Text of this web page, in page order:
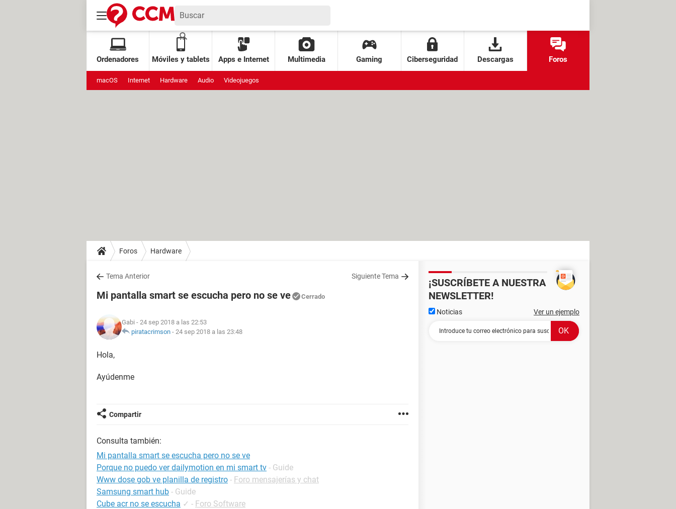
Ordenadores Móviles y tablets Apps e Internet Multimedia Gaming Ciberseguridad Descargas Foros
macOS Internet Hardware Audio Videojuegos
Foros Hardware
Tema Anterior Siguiente Tema
Mi pantalla smart se escucha pero no se ve Cerrado
Gabi - 24 sep 2018 a las 22:53
piratacrimson - 24 sep 2018 a las 23:48
Hola,
Ayúdenme
Compartir
Consulta también:
Mi pantalla smart se escucha pero no se ve
Porque no puedo ver dailymotion en mi smart tv - Guide
Www dose gob ve planilla de registro - Foro mensajerías y chat
Samsung smart hub - Guide
Cube acr no se escucha ✓ - Foro Software
¡SUSCRÍBETE A NUESTRA
NEWSLETTER!
Noticias Ver un ejemplo